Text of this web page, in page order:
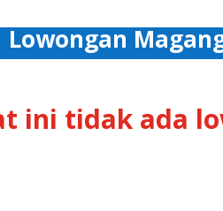
Lowongan
ini tidak ada